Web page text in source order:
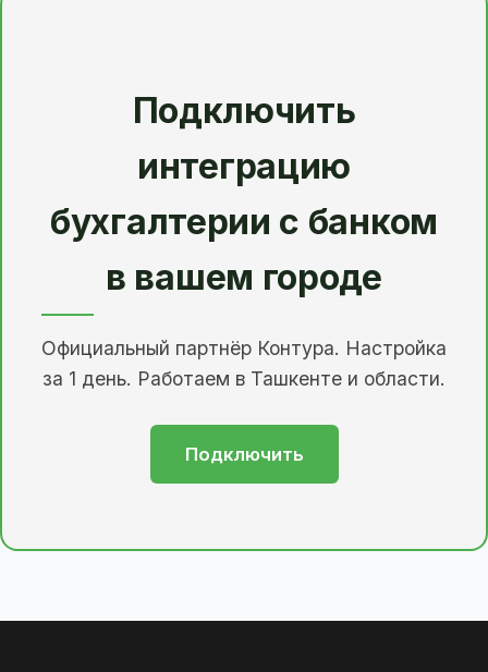
Подключить
интеграцию
бухгалтерии с банком
в вашем городе
Официальный партнёр Контура. Настройка
за 1 день. Работаем в Ташкенте и области.
Подключить